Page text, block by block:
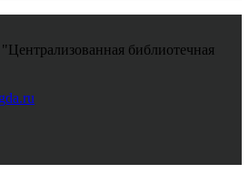
библиотечная